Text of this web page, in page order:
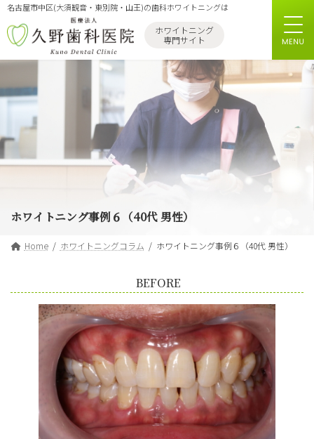
コ
テ
ツ
ス
キ
プ
ナ
ゲ
シ
ン
に
動
名古屋市中区(大須観音・東別院・山王)の歯科ホワイトニングは
ホワイトニング
専門サイト
ホワイトニング事例６（40代 男性）
Home ホワイトニングコラム ホワイトニング事例６（40代 男性）
BEFORE